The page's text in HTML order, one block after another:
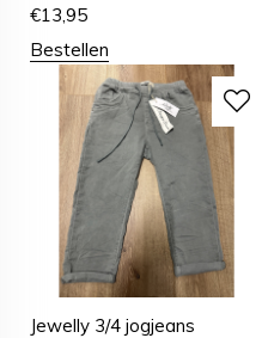
€13,95
Bestellen
Jewelly 3/4 jogjeans